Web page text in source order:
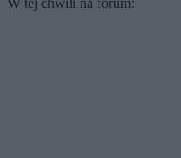
W tej chwili na forum: